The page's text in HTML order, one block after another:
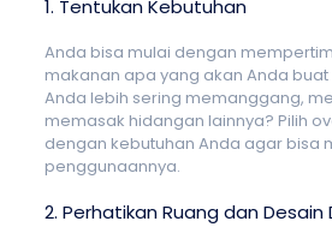
1. Tentukan Kebutuhan
Anda bisa mulai dengan
makanan apa yang akan Anda
Anda lebih sering memanggang,
memasak hidangan lainnya? Pilih
dengan kebutuhan Anda agar bisa
penggunaannya.
2. Perhatikan Ruang dan Desain